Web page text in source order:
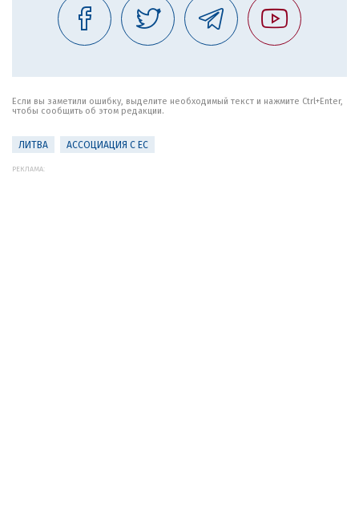
Если вы заметили ошибку, выделите необходимый текст и нажмите Ctrl+Enter,
чтобы сообщить об этом редакции.
ЛИТВА АССОЦИАЦИЯ С ЕС
РЕКЛАМА: